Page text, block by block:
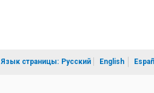
Язык страницы: Русский English